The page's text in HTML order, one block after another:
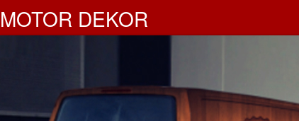
MOTOR DEKOR